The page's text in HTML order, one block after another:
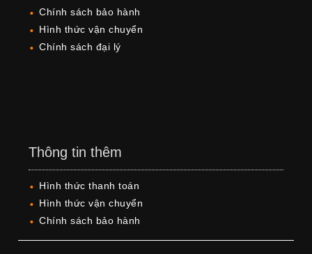
Chính sách bảo hành
Hình thức vận chuyển
Chính sách đại lý
Thông tin thêm
Hình thức thanh toán
Hình thức vận chuyển
Chính sách bảo hành